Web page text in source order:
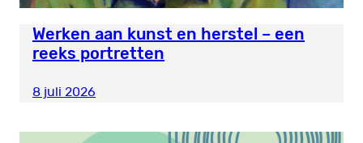
Werken aan kunst en herstel – een
reeks portretten
8 juli 2026